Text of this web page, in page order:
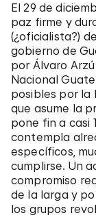
El 29 de
paz firme y
(¿oficialista?)
gobierno de
por Álvaro
Nacional
posibles por la
que asume la
pone fin a casi
contempla
específicos,
cumplirse. Un
compromiso
de la larga y
los grupos